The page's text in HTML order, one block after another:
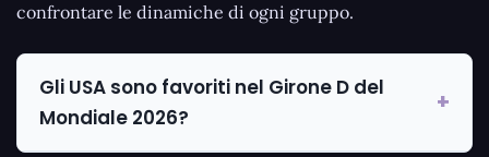
confrontare le dinamiche di ogni gruppo.
Gli USA sono favoriti nel Girone D del
Mondiale 2026?